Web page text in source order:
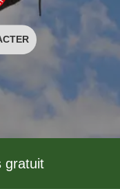
gratuit